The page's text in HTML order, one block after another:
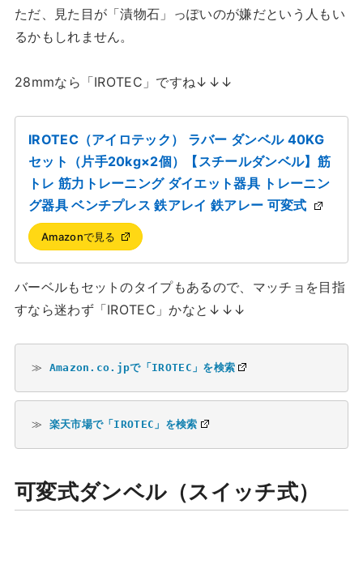
ただ、見た目が「漬物石」っぽいのが嫌だという人もい
るかもしれません。
28mmなら「IROTEC」ですね↓↓↓
IROTEC（アイロテック） ラバー ダンベル 40KG
セット（片手20kg×2個）【スチールダンベル】筋
トレ 筋力トレーニング ダイエット器具 トレーニン
グ器具 ベンチプレス 鉄アレイ 鉄アレー 可変式
Amazonで見る
バーベルもセットのタイプもあるので、マッチョを目指
すなら迷わず「IROTEC」かなと↓↓↓
≫ Amazon.co.jpで「IROTEC」を検索
≫ 楽天市場で「IROTEC」を検索
可変式ダンベル（スイッチ式）